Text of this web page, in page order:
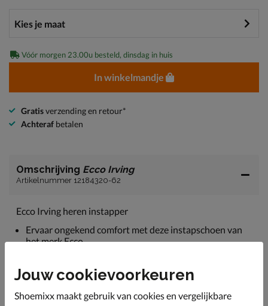
Vóór morgen 23.00u besteld, dinsdag in huis
In winkelmandje
Gratisverzending en retour*
Achteraf betalen
Omschrijving Ecco Irving
Artikelnummer 12184320-62
Ecco Irving heren instapper
Ervaar ongekend comfort met deze instapschoen van
het merk Ecco.
Ecco's duurzame DriTan-technologie waarbij minder
water en minder chemicaliën gebruikt worden.
Gevoerd met ademend textiel dat met de ECCO
Jouw cookievoorkeuren
Shoemixx maakt gebruik van cookies en vergelijkbare